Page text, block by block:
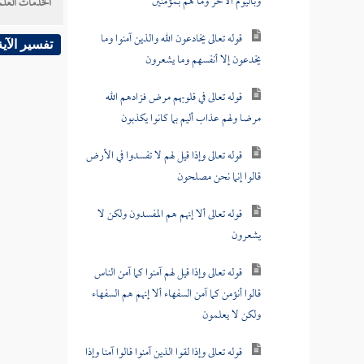
قوله تعالى يخادعون الله والذين آمنوا وما
يخدعون إلا أنفسهم وما يشعرون
قوله تعالى في قلوبهم مرض فزادهم الله
مرضا ولهم عذاب أليم بما كانوا يكذبون
قوله تعالى وإذا قيل لهم لا تفسدوا في الأرض
قالوا إنما نحن مصلحون
قوله تعالى ألا إنهم هم المفسدون ولكن لا
يشعرون
قوله تعالى وإذا قيل لهم آمنوا كما آمن الناس
قالوا أنؤمن كما آمن السفهاء ألا إنهم هم السفهاء
ولكن لا يعلمون
قوله تعالى وإذا لقوا الذين آمنوا قالوا آمنا وإذا
تفسير